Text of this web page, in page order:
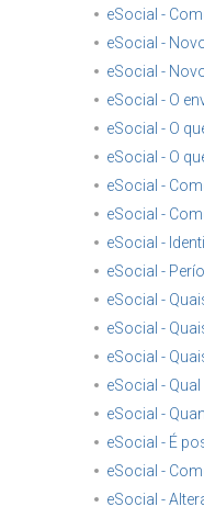
eSocial -
eSocial -
eSocial -
eSocial - O
eSocial - O
eSocial - O
eSocial -
eSocial -
eSocial -
eSocial -
eSocial -
eSocial -
eSocial -
eSocial -
eSocial -
eSocial - É
eSocial -
eSocial -